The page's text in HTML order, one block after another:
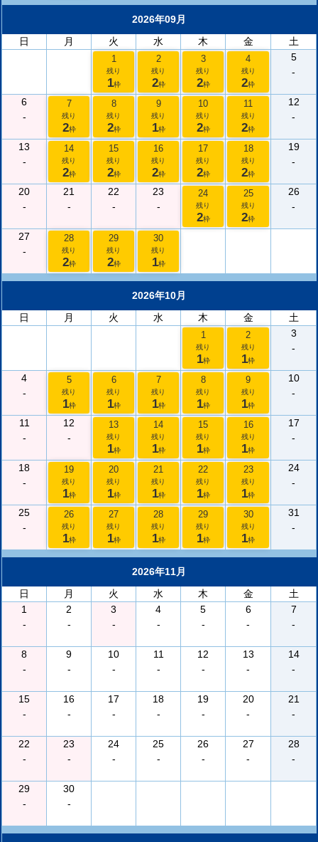
2026年09月
日
月 火 水 木 金 土
1
残り
1枠
2
残り
2枠
3
残り
2枠
4
残り
2枠
5
-
6
-
7
残り
2枠
8
残り
2枠
9
残り
1枠
10
残り
2枠
11
残り
2枠
12
-
13
-
14
残り
2枠
15
残り
2枠
16
残り
2枠
17
残り
2枠
18
残り
2枠
19
-
20
-
21
-
22
-
23
-
24
残り
2枠
25
残り
2枠
26
-
27
-
28
残り
2枠
29
残り
2枠
30
残り
1枠
2026年10月
日
月 火 水 木 金 土
1
残り
1枠
2
残り
1枠
3
-
4
-
5
残り
1枠
6
残り
1枠
7
残り
1枠
8
残り
1枠
9
残り
1枠
10
-
11
-
12
-
13
残り
1枠
14
残り
1枠
15
残り
1枠
16
残り
1枠
17
-
18
-
19
残り
1枠
20
残り
1枠
21
残り
1枠
22
残り
1枠
23
残り
1枠
24
-
25
-
26
残り
1枠
27
残り
1枠
28
残り
1枠
29
残り
1枠
30
残り
1枠
31
-
2026年11月
日
月 火 水 木 金
土
1
-
2
-
3
-
4
-
5
-
6
-
7
-
8
-
9
-
10
-
11
-
12
-
13
-
14
-
15
-
16
-
17
-
18
-
19
-
20
-
21
-
22
-
23
-
24
-
25
-
26
-
27
-
28
-
29
-
30
-